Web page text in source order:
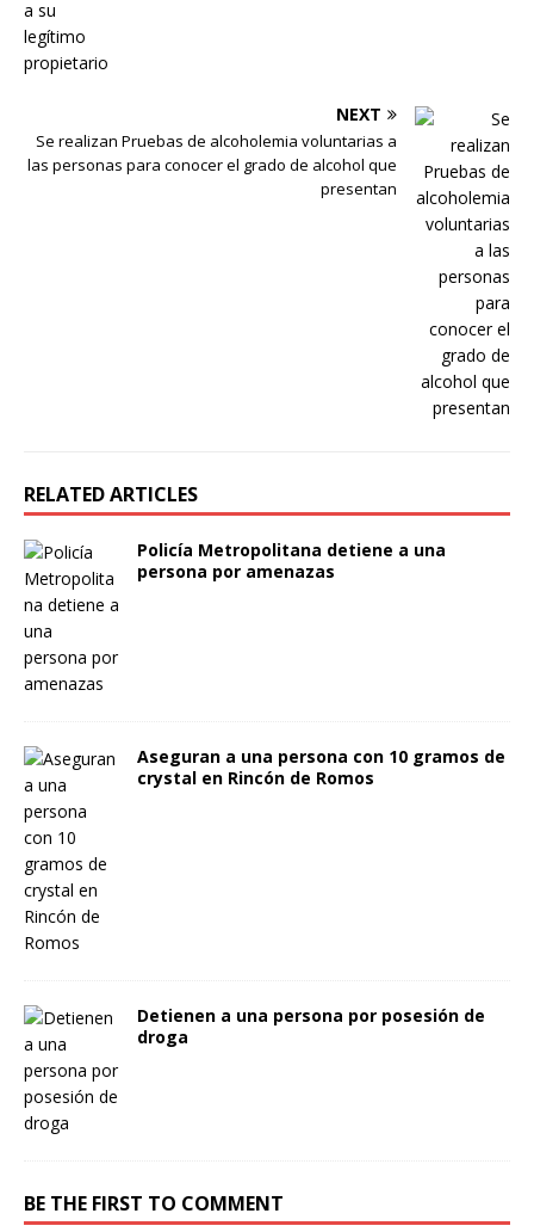
NEXT
Se realizan Pruebas de alcoholemia voluntarias a
las personas para conocer el grado de alcohol que
presentan
RELATED ARTICLES
Policía Metropolitana detiene a una
persona por amenazas
Aseguran a una persona con 10 gramos de
crystal en Rincón de Romos
Detienen a una persona por posesión de
droga
BE THE FIRST TO COMMENT